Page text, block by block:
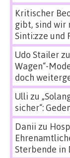
Kritischer
gibt, sind wir
Sinti:zze und
Udo Stailerzu
Wagen“-
doch
Ulli zu
sicher“:
Danii zu
Sterbende in